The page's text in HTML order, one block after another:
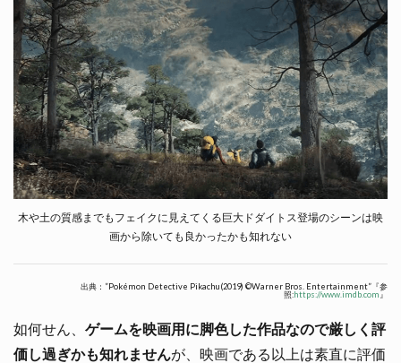
木や土の質感までもフェイクに見えてくる巨大ドダイトス登場のシーンは映
画から除いても良かったかも知れない
出典：”Pokémon Detective Pikachu(2019) ©Warner Bros. Entertainment”『参
照:https://www.imdb.com』
如何せん、 ゲームを映画用に脚色した作品なので厳しく評
価し過ぎかも知れませんが、映画である以上は素直に評価